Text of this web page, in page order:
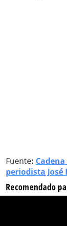
Fuente:
periodista José
Recomendado